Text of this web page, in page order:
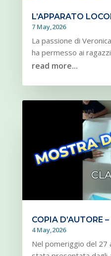
L’APPARATO
7 May,2026
La passione di
ha permesso ai ragazzi
read more...
COPIA D’AUTORE
4 May,2026
Nel pomeriggio del 27